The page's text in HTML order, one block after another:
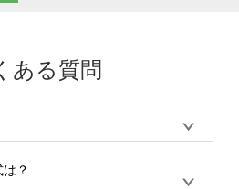
ある質問
ております。デザインツールから
？